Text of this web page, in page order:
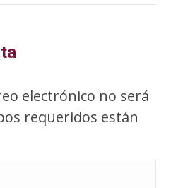
electrónico no será
requeridos están